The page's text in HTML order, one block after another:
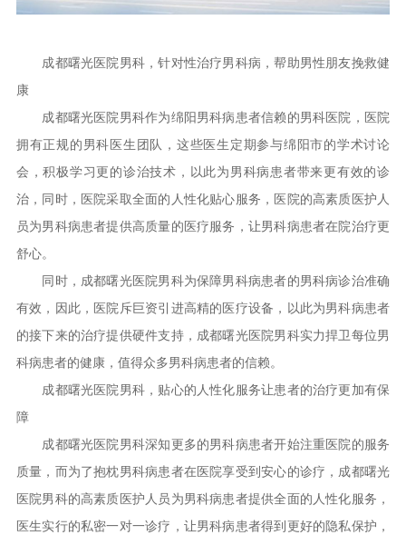
成都曙光医院男科，针对性治疗男科病，帮助男性朋友挽救健
康
成都曙光医院男科作为绵阳男科病患者信赖的男科医院，医院
拥有正规的男科医生团队，这些医生定期参与绵阳市的学术讨论
会，积极学习更的诊治技术，以此为男科病患者带来更有效的诊
治，同时，医院采取全面的人性化贴心服务，医院的高素质医护人
员为男科病患者提供高质量的医疗服务，让男科病患者在院治疗更
舒心。
同时，成都曙光医院男科为保障男科病患者的男科病诊治准确
有效，因此，医院斥巨资引进高精的医疗设备，以此为男科病患者
的接下来的治疗提供硬件支持，成都曙光医院男科实力捍卫每位男
科病患者的健康，值得众多男科病患者的信赖。
成都曙光医院男科，贴心的人性化服务让患者的治疗更加有保
障
成都曙光医院男科深知更多的男科病患者开始注重医院的服务
质量，而为了抱枕男科病患者在医院享受到安心的诊疗，成都曙光
医院男科的高素质医护人员为男科病患者提供全面的人性化服务，
医生实行的私密一对一诊疗，让男科病患者得到更好的隐私保护，